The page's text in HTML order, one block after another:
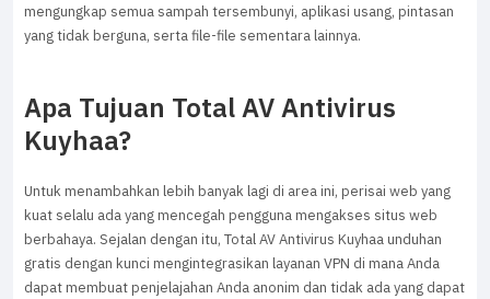
mengungkap semua sampah tersembunyi, aplikasi usang, pintasan
yang tidak berguna, serta file-file sementara lainnya.
Apa Tujuan Total AV Antivirus
Kuyhaa?
Untuk menambahkan lebih banyak lagi di area ini, perisai web yang
kuat selalu ada yang mencegah pengguna mengakses situs web
berbahaya. Sejalan dengan itu, Total AV Antivirus Kuyhaa unduhan
gratis dengan kunci mengintegrasikan layanan VPN di mana Anda
dapat membuat penjelajahan Anda anonim dan tidak ada yang dapat